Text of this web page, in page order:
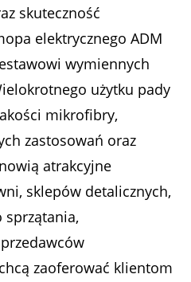
skuteczność
elektrycznego ADM
wymiennych
użytku pady
mikrofibry,
zastosowań oraz
atrakcyjne
sklepów detalicznych,
sprzątania,
zaoferować klientom